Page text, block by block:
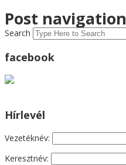
Post navigation
Search
facebook
Hírlevél
Vezetéknév:
Keresztnév: